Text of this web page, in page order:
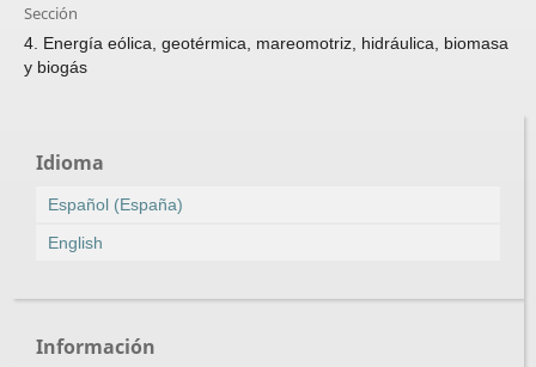
Sección
4. Energía eólica, geotérmica, mareomotriz, hidráulica, biomasa
y biogás
Idioma
Español (España)
English
Información